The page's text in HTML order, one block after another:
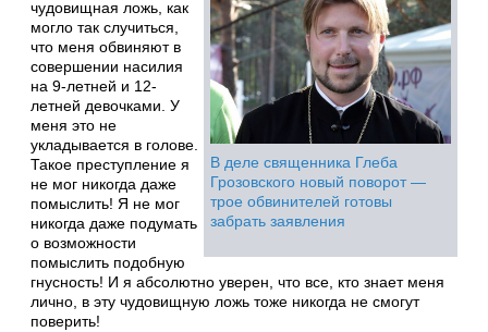
В деле священника Глеба
Грозовского новый поворот —
трое обвинителей готовы
забрать заявления
чудовищная ложь, как
могло так случиться,
что меня обвиняют в
совершении насилия
на 9-летней и 12-
летней девочками. У
меня это не
укладывается в голове.
Такое преступление я
не мог никогда даже
помыслить! Я не мог
никогда даже подумать
о возможности
помыслить подобную
гнусность! И я абсолютно уверен, что все, кто знает меня
лично, в эту чудовищную ложь тоже никогда не смогут
поверить!